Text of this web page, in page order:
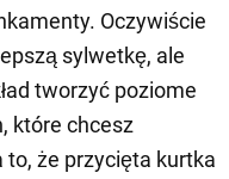
Oczywiście
sylwetkę, ale
tworzyć poziome
które chcesz
to, że przycięta kurtka